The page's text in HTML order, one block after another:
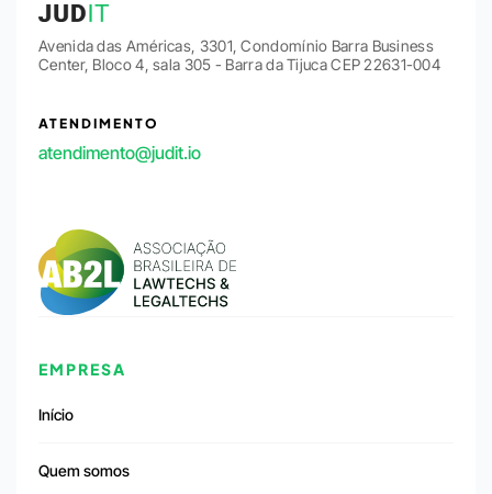
Avenida das Américas, 3301, Condomínio Barra Business
Center, Bloco 4, sala 305 - Barra da Tijuca CEP 22631-004
ATENDIMENTO
atendimento@judit.io
EMPRESA
Início
Quem somos